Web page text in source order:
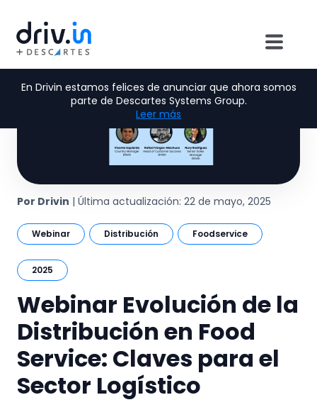
En Drivin estamos felices de anunciar que ahora somos
parte de Descartes Systems Group.
Leer más
Por Drivin | Última actualización: 22 de mayo, 2025
Webinar Distribución Foodservice
2025
Webinar Evolución de la
Distribución en Food
Service: Claves para el
Sector Logístico